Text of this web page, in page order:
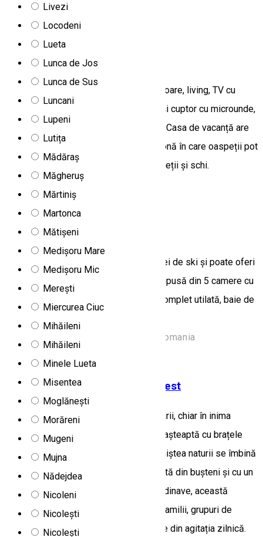
Livezi
Locodeni
Lueta
Lunca de Jos
Lunca de Sus
Luncani
Lupeni
Lutița
Mădăraș
Măgheruș
Mărtiniș
Martonca
Mătișeni
Medișoru Mare
Medișoru Mic
Merești
Miercurea Ciuc
Mihăileni
Mihăileni
Minele Lueta
Misentea
Moglănești
Morăreni
Mugeni
Mujna
Nădejdea
Nicoleni
Nicolești
Nicolești
Miercurea Ciuc, Romania
Camere de închiriat
Casa B2
Casa B2 se află în Toplița, are 5 dormitoare, living, TV cu
ecran plat, chicinetă utilată, cu frigider și cuptor cu microunde,
6 băi cu duș, terasă și vedere la munte. Casa de vacanță are
parcare privată gratuită și este într-o zonă în care oaspeții pot
practica diverse activități, precum drumeții și schi.
Toplița 535700, Romania
Camere de închiriat
Cabana Caterina
Cabana este situată în apropierea pârtiei de ski și poate oferi
găzduire pentru 10 persoane. Este compusă din 5 camere cu
baie proprie, living spațios, bucătărie complet utilată, baie de
Str. Murelor 196a, Toplița 535700, Romania
Cabana din lemn rotund Cozy Nest
Într-un cadru pitoresc, la marginea pădurii, chiar în inima
localității Toplița, cabana Cozy Nest te așteaptă cu brațele
deschise – un adevărat refugiu unde liniștea naturii se îmbină
armonios cu confortul modern. Construită din bușteni și cu un
farmec ce amintește de poveștile scandinave, această
cabană este alegerea perfectă pentru familii, grupuri de
prieteni sau oricine dorește să evadeze din agitația zilnică.